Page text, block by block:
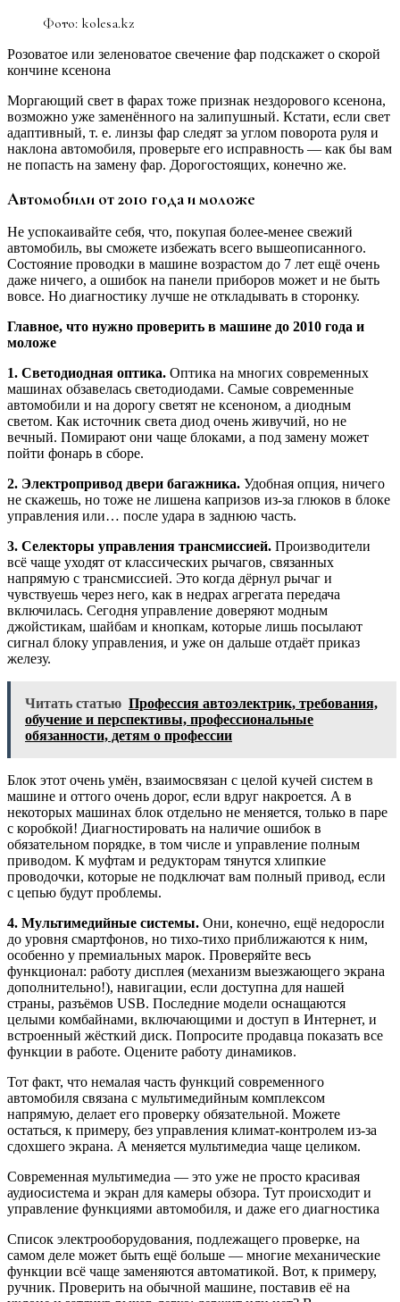
Фото: kolesa.kz
Розоватое или зеленоватое свечение фар подскажет о скорой
кончине ксенона
Моргающий свет в фарах тоже признак нездорового ксенона,
возможно уже заменённого на залипушный. Кстати, если свет
адаптивный, т. е. линзы фар следят за углом поворота руля и
наклона автомобиля, проверьте его исправность — как бы вам
не попасть на замену фар. Дорогостоящих, конечно же.
Автомобили от 2010 года и моложе
Не успокаивайте себя, что, покупая более-менее свежий
автомобиль, вы сможете избежать всего вышеописанного.
Состояние проводки в машине возрастом до 7 лет ещё очень
даже ничего, а ошибок на панели приборов может и не быть
вовсе. Но диагностику лучше не откладывать в сторонку.
Главное, что нужно проверить в машине до 2010 года и
моложе
1. Светодиодная оптика. Оптика на многих современных
машинах обзавелась светодиодами. Самые современные
автомобили и на дорогу светят не ксеноном, а диодным
светом. Как источник света диод очень живучий, но не
вечный. Помирают они чаще блоками, а под замену может
пойти фонарь в сборе.
2. Электропривод двери багажника. Удобная опция, ничего
не скажешь, но тоже не лишена капризов из-за глюков в блоке
управления или… после удара в заднюю часть.
3. Селекторы управления трансмиссией. Производители
всё чаще уходят от классических рычагов, связанных
напрямую с трансмиссией. Это когда дёрнул рычаг и
чувствуешь через него, как в недрах агрегата передача
включилась. Сегодня управление доверяют модным
джойстикам, шайбам и кнопкам, которые лишь посылают
сигнал блоку управления, и уже он дальше отдаёт приказ
железу.
Читать статью Профессия автоэлектрик, требования,
обучение и перспективы, профессиональные
обязанности, детям о профессии
Блок этот очень умён, взаимосвязан с целой кучей систем в
машине и оттого очень дорог, если вдруг накроется. А в
некоторых машинах блок отдельно не меняется, только в паре
с коробкой! Диагностировать на наличие ошибок в
обязательном порядке, в том числе и управление полным
приводом. К муфтам и редукторам тянутся хлипкие
проводочки, которые не подключат вам полный привод, если
с цепью будут проблемы.
4. Мультимедийные системы. Они, конечно, ещё недоросли
до уровня смартфонов, но тихо-тихо приближаются к ним,
особенно у премиальных марок. Проверяйте весь
функционал: работу дисплея (механизм выезжающего экрана
дополнительно!), навигации, если доступна для нашей
страны, разъёмов USB. Последние модели оснащаются
целыми комбайнами, включающими и доступ в Интернет, и
встроенный жёсткий диск. Попросите продавца показать все
функции в работе. Оцените работу динамиков.
Тот факт, что немалая часть функций современного
автомобиля связана с мультимедийным комплексом
напрямую, делает его проверку обязательной. Можете
остаться, к примеру, без управления климат-контролем из-за
сдохшего экрана. А меняется мультимедиа чаще целиком.
Современная мультимедиа — это уже не просто красивая
аудиосистема и экран для камеры обзора. Тут происходит и
управление функциями автомобиля, и даже его диагностика
Список электрооборудования, подлежащего проверке, на
самом деле может быть ещё больше — многие механические
функции всё чаще заменяются автоматикой. Вот, к примеру,
ручник. Проверить на обычной машине, поставив её на